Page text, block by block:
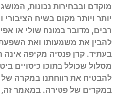
מוקדם ובבחירות נכונות,
יותר ויותר מקום בשיח הציבורי
רבים, מדובר במונח שולי או
להבין את משמעותו ואת
בעתיד. קרן פנסיה מקיפה אינה
מסלול שכולל בתוכו כיסויים
להבטיח את רווחתנו במקרה של
במקרים של פטירה. במאמר זה,